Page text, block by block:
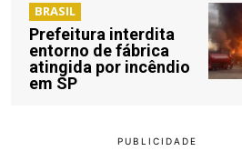
BRASIL
Prefeitura interdita
entorno de fábrica
atingida por incêndio
em SP